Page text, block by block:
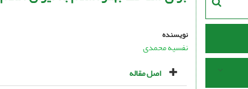
نویسنده
نفسیه محمدی
اصل مقاله